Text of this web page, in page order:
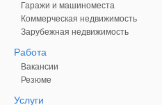
Гаражи и машиноместа
Коммерческая недвижимость
Зарубежная недвижимость
Работа
Вакансии
Резюме
Услуги